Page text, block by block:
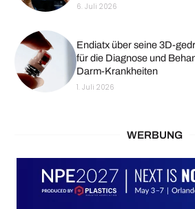
6. Juli 2026
Endiatx über seine 3D-
für die Diagnose und
Darm-Krankheiten
1. Juli 2026
WERBUNG